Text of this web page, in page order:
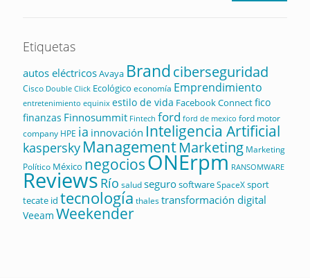
Etiquetas
autos eléctricosAvaya Brandciberseguridad
Cisco Double Click Ecológico economía Emprendimiento
entretenimiento equinix estilo de vida Facebook Connectfico
finanzas Finnosummit Fintech ford ford de mexico ford motor
company HPE ia innovación Inteligencia Artificial
kaspersky ManagementMarketing Marketing
Político México negociosONErpm RANSOMWARE
Reviews Río saludsegurosoftwareSpaceXsport
tecate id tecnología thalestransformación digital
Veeam Weekender